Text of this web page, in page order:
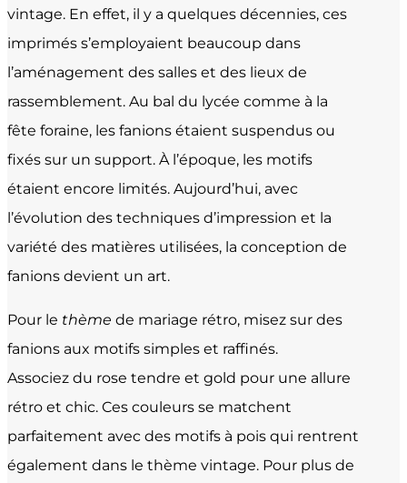
vintage. En effet, il y a quelques décennies, ces
imprimés s’employaient beaucoup dans
l’aménagement des salles et des lieux de
rassemblement. Au bal du lycée comme à la
fête foraine, les fanions étaient suspendus ou
fixés sur un support. À l’époque, les motifs
étaient encore limités. Aujourd’hui, avec
l’évolution des techniques d’impression et la
variété des matières utilisées, la conception de
fanions devient un art.
Pour le thème de mariage rétro, misez sur des
fanions aux motifs simples et raffinés.
Associez du rose tendre et gold pour une allure
rétro et chic. Ces couleurs se matchent
parfaitement avec des motifs à pois qui rentrent
également dans le thème vintage. Pour plus de